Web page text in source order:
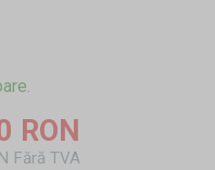
RON
Fără TVA